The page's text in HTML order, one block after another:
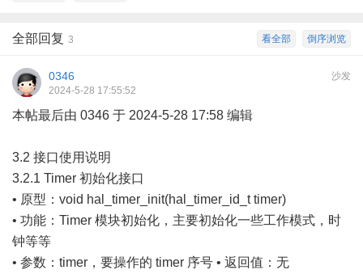
倒序浏览
看全部
全部回复 3
沙发
0346
2024-5-28 17:55:52
本帖最后由 0346 于 2024-5-28 17:58 编辑
3.2 接口使用说明
3.2.1 Timer 初始化接口
• 原型：void hal_timer_init(hal_timer_id_t timer)
• 功能：Timer 模块初始化，主要初始化一些工作模式，时
钟等等
• 参数：timer，要操作的 timer 序号 • 返回值：无